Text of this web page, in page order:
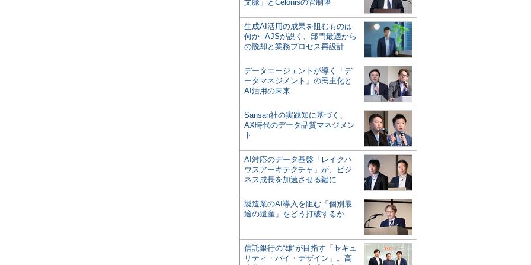
文脈」とCelonisの管制塔
生成AI活用の成果を阻むものは
何か─AJSが説く、部門最適から
の脱却と業務プロセス再設計
データエージェントが導く「デ
ータマネジメント」の民主化と
AI活用の未来
Sansan社の実践知に基づく、
AX時代のデータ品質マネジメン
ト
AI対応のデータ基盤「レイクハ
ウスアーキテクチャ」が、ビジ
ネス成長を加速させる鍵に
製造業のAI導入を阻む「個別最
適の遺産」をどう打破するか
信託銀行の“雄”が目指す「セキュ
リティ・バイ・デザイン」。高